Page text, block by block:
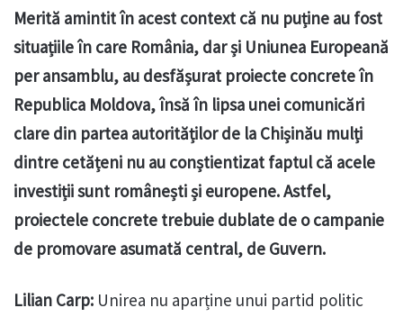
Merită amintit în acest context că nu puține au fost
situațiile în care România, dar și Uniunea Europeană
per ansamblu, au desfășurat proiecte concrete în
Republica Moldova, însă în lipsa unei comunicări
clare din partea autorităților de la Chișinău mulți
dintre cetățeni nu au conștientizat faptul că acele
investiții sunt românești și europene. Astfel,
proiectele concrete trebuie dublate de o campanie
de promovare asumată central, de Guvern.
Lilian Carp: Unirea nu aparține unui partid politic